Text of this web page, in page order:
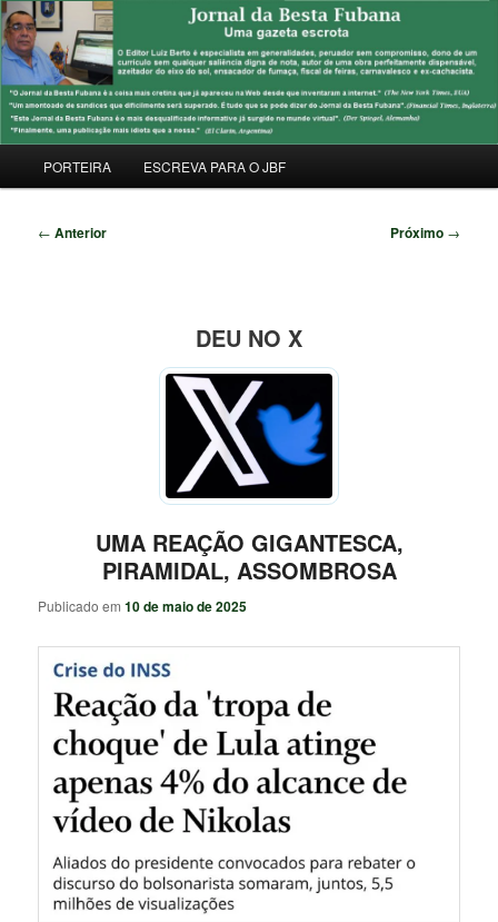
Pular
para
o
conteúdo
principalJORNAL DA BESTA FUBANA
Uma Gazeta Escrota
principal
PORTEIRA ESCREVA PARA O JBF
Navegação
← Anterior Próximo →
DEU NO X
UMA REAÇÃO GIGANTESCA,
PIRAMIDAL, ASSOMBROSA
Publicado em10 de maio de 2025